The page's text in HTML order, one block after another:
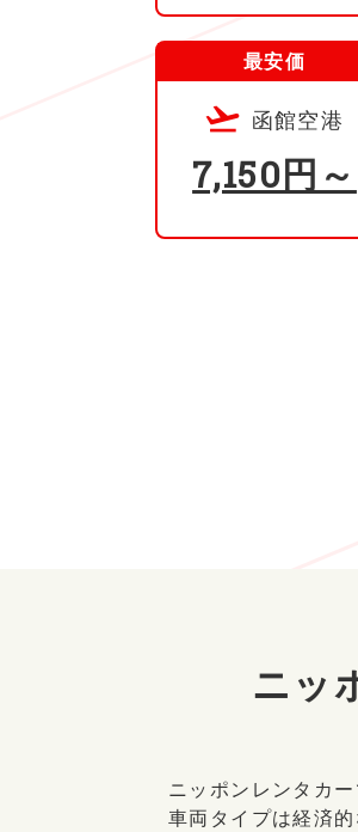
最安価
函館空港
7,150円～
ニッ
ニッポンレンタカ
車両タイプは経済